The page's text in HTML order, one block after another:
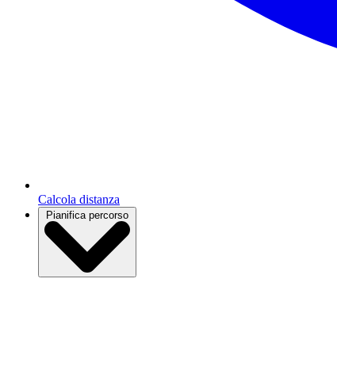
Calcola distanza
Pianifica percorso